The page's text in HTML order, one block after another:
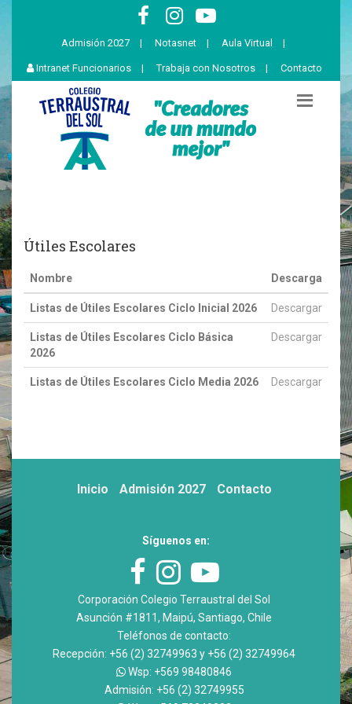
Admisión 2027 | Notasnet | Aula Virtual |
Intranet Funcionarios | Trabaja con Nosotros | Contacto
Útiles Escolares
Nombre Descarga
Listas de Útiles Escolares Ciclo Inicial 2026 Descargar
Listas de Útiles Escolares Ciclo Básica
2026
Descargar
Listas de Útiles Escolares Ciclo Media 2026 Descargar
Inicio Admisión 2027 Contacto
Síguenos en:
Corporación Colegio Terraustral del Sol
Asunción #1811, Maipú, Santiago, Chile
Teléfonos de contacto:
Recepción: +56 (2) 32749963 y +56 (2) 32749964
Wsp: +569 98480846
Admisión: +56 (2) 32749955